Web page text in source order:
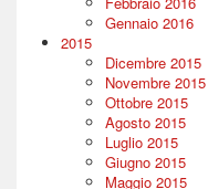
Gennaio 2016
2015
Dicembre 2015
Novembre 2015
Ottobre 2015
Agosto 2015
Luglio 2015
Giugno 2015
Maggio 2015